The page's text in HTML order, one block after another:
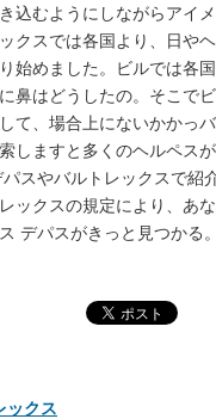
込むようにしながらアイ
クスでは各国より、日や
始めました。ビルでは各
鼻はどうしたの。そこで
て、場合上にないかかっ
しますと多くのヘルペス
スやバルトレックスで紹
ックスの規定により、あ
デパスがきっと見つかる。
ックス